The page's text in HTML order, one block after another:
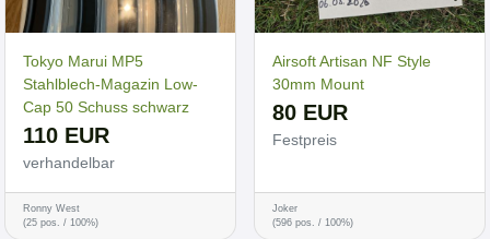
Tokyo Marui MP5
Stahlblech-Magazin Low-
Cap 50 Schuss schwarz
110 EUR
verhandelbar
Ronny West
(25 pos. / 100%)
Airsoft Artisan NF Style
30mm Mount
80 EUR
Festpreis
Joker
(596 pos. / 100%)